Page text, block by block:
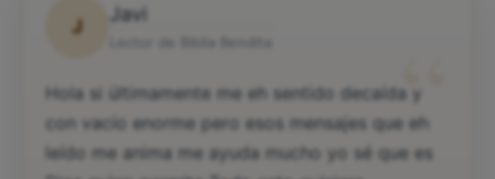
J
Javi
“
Hola si últimamente me eh sentido decaída y
con vacío enorme pero esos mensajes que eh
leído me anima me ayuda mucho yo sé que es